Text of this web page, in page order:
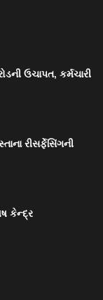
ઉચાપત, કર્મચારી
રીસર્ફેસિંગની
કેન્દ્ર